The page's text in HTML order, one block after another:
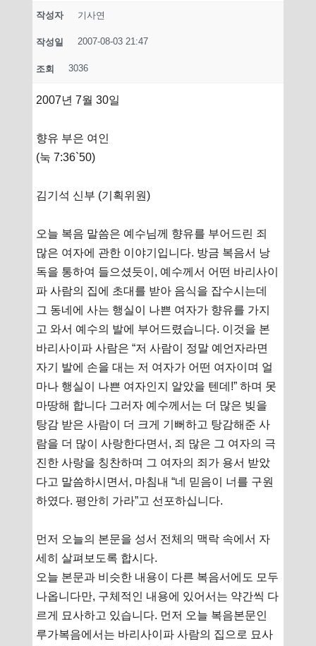
작성자 기사연
작성일 2007-08-03 21:47
조회 3036
2007년 7월 30일
향유 부은 여인
(눅 7:36`50)
김기석 신부 (기획위원)
오늘 복음 말씀은 예수님께 향유를 부어드린 죄
많은 여자에 관한 이야기입니다. 방금 복음서 낭
독을 통하여 들으셨듯이, 예수께서 어떤 바리사이
파 사람의 집에 초대를 받아 음식을 잡수시는데
그 동네에 사는 행실이 나쁜 여자가 향유를 가지
고 와서 예수의 발에 부어드렸습니다. 이것을 본
바리사이파 사람은 “저 사람이 정말 예언자라면
자기 발에 손을 대는 저 여자가 어떤 여자이며 얼
마나 행실이 나쁜 여자인지 알았을 텐데!” 하며 못
마땅해 합니다 그러자 예수께서는 더 많은 빚을
탕감 받은 사람이 더 크게 기뻐하고 탕감해준 사
람을 더 많이 사랑한다면서, 죄 많은 그 여자의 극
진한 사랑을 칭찬하며 그 여자의 죄가 용서 받았
다고 말씀하시면서, 마침내 “네 믿음이 너를 구원
하였다. 평안히 가라”고 선포하십니다.
먼저 오늘의 본문을 성서 전체의 맥락 속에서 자
세히 살펴보도록 합시다.
오늘 본문과 비슷한 내용이 다른 복음서에도 모두
나옵니다만, 구체적인 내용에 있어서는 약간씩 다
르게 묘사하고 있습니다. 먼저 오늘 복음본문인
루가복음에서는 바리사이파 사람의 집으로 묘사